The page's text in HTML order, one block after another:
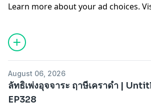
Learn more about your ad choices.
August 06, 2026
ลัทธิเพ่งอุจจาระ ฤาษีเคราดำ |
EP328